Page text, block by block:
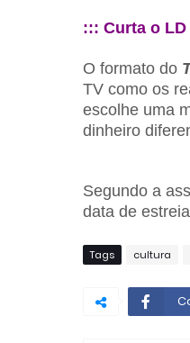
::: Curta o
O formato do
TV como os
escolhe uma
dinheiro
Segundo a
data de
Tags cultura